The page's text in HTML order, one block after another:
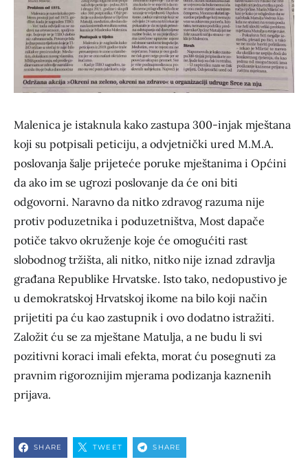
Malenica je istaknula kako zastupa 300-injak mještana
koji su potpisali peticiju, a odvjetnički ured M.M.A.
poslovanja šalje prijeteće poruke mještanima i Općini
da ako im se ugrozi poslovanje da će oni biti
odgovorni. Naravno da nitko zdravog razuma nije
protiv poduzetnika i poduzetništva, Most dapače
potiče takvo okruženje koje će omogućiti rast
slobodnog tržišta, ali nitko, nitko nije iznad zdravlja
građana Republike Hrvatske. Isto tako, nedopustivo je
u demokratskoj Hrvatskoj ikome na bilo koji način
prijetiti pa ću kao zastupnik i ovo dodatno istražiti.
Založit ću se za mještane Matulja, a ne budu li svi
pozitivni koraci imali efekta, morat ću posegnuti za
pravnim rigoroznijim mjerama podizanja kaznenih
prijava.
SHARE TWEET SHARE